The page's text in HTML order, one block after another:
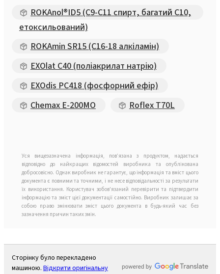
ROKAnol®ID5 (C9-C11 спирт, багатий C10,
етоксильований)
ROKAmin SR15 (C16-18 алкіламін)
EXOlat C40 (поліакрилат натрію)
EXOdis PC418 (фосфорний ефір)
Chemax E-200MO
Roflex T70L
Уся вищезазначена інформація, пов’язана з продуктом, надається
відповідно до найкращих відомостей виробника та опублікована
добросовісно. Однак виробник не гарантує, що інформація та вміст цього
документа є повними та точними, і не несе відповідальності за результати
їх використання. Користувач зобов'язаний перевірити та підтвердити
інформацію та зміст цієї документації самостійно. Виробник залишає за
собою право змінювати зміст цього документа в будь-який час без
зазначення причин таких змін.
Сторінку було перекладено
машиною. Відкрити оригінальну